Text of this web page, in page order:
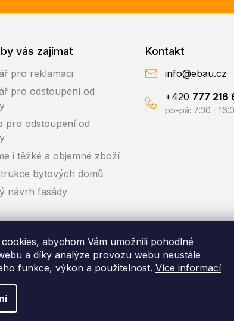
abychom Vám umožnili pohodlné
a díky analýze provozu webu neustále
funkce, výkon a použitelnost. Více informací
vás zajímat
pro reklamaci
pro odstoupení od
pro odstoupení od
i těžké a objemné zboží
bytových domů
návrh fasády
Kontakt
info@ebau.cz
+420 777 216
po-pá: 7:30 -